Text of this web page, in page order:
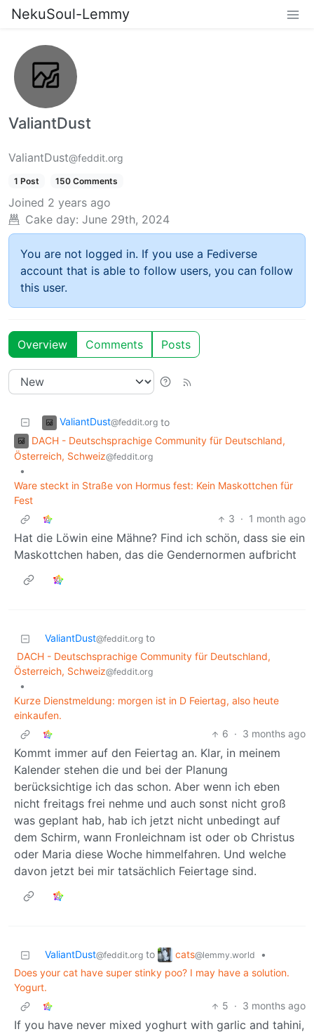
NekuSoul-Lemmy
ValiantDust
ValiantDust@feddit.org
1 Post 150 Comments
Joined 2 years ago
Cake day: June 29th, 2024
You are not logged in. If you use a Fediverse
account that is able to follow users, you can follow
this user.
Overview Comments Posts
ValiantDust@feddit.org to
DACH - Deutschsprachige Community für Deutschland,
Österreich, Schweiz@feddit.org
•
Ware steckt in Straße von Hormus fest: Kein Maskottchen für
Fest
3 · 1 month ago
Hat die Löwin eine Mähne? Find ich schön, dass sie ein
Maskottchen haben, das die Gendernormen aufbricht
ValiantDust@feddit.org to
DACH - Deutschsprachige Community für Deutschland,
Österreich, Schweiz@feddit.org
•
Kurze Dienstmeldung: morgen ist in D Feiertag, also heute
einkaufen.
6 · 3 months ago
Kommt immer auf den Feiertag an. Klar, in meinem
Kalender stehen die und bei der Planung
berücksichtige ich das schon. Aber wenn ich eben
nicht freitags frei nehme und auch sonst nicht groß
was geplant hab, hab ich jetzt nicht unbedingt auf
dem Schirm, wann Fronleichnam ist oder ob Christus
oder Maria diese Woche himmelfahren. Und welche
davon jetzt bei mir tatsächlich Feiertage sind.
ValiantDust@feddit.org to cats@lemmy.world
•
Does your cat have super stinky poo? I may have a solution.
Yogurt.
5 · 3 months ago
If you have never mixed yoghurt with garlic and tahini,